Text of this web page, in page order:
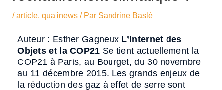
/article ,qualinews / Par Sandrine Baslé
Auteur : Esther Gagneux L’Internet des
Objets et la COP21 Se tient actuellement la
COP21 à Paris, au Bourget, du 30 novembre
au 11 décembre 2015. Les grands enjeux de
la réduction des gaz à effet de serre sont